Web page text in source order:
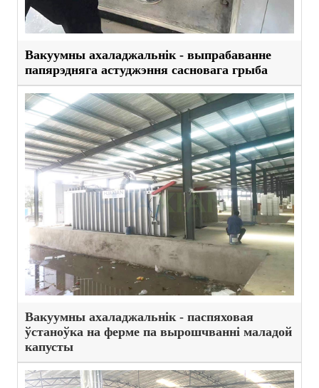
Вакуумны ахаладжальнік - выпрабаванне
папярэдняга астуджэння сасновага грыба
Вакуумны ахаладжальнік - паспяховая
ўстаноўка на ферме па вырошчванні маладой
капусты